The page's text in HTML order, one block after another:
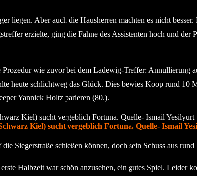
liegen. Aber auch die Hausherren machten es nicht
erzielte, ging die Fahne des Assistenten hoch und der
wie zuvor bei dem Ladewig-Treffer: Annullierung
heute schlichtweg das Glück. Dies bewies Koop rund 10
Yannick Holtz parieren (80.).
Kiel) sucht vergeblich Fortuna. Quelle- Ismail
Siegerstraße schießen können, doch sein Schuss aus
Halbzeit war schön anzusehen, ein gutes Spiel. Leider